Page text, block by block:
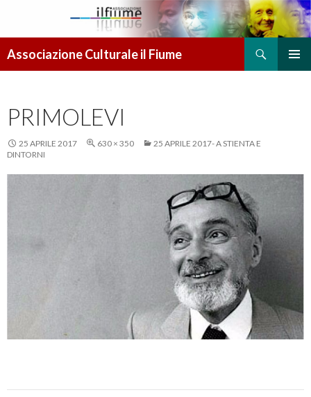
Associazione Culturale il Fiume
PRIMOLEVI
25 APRILE 2017 630 × 350
25 APRILE 2017- A STIENTA E
DINTORNI